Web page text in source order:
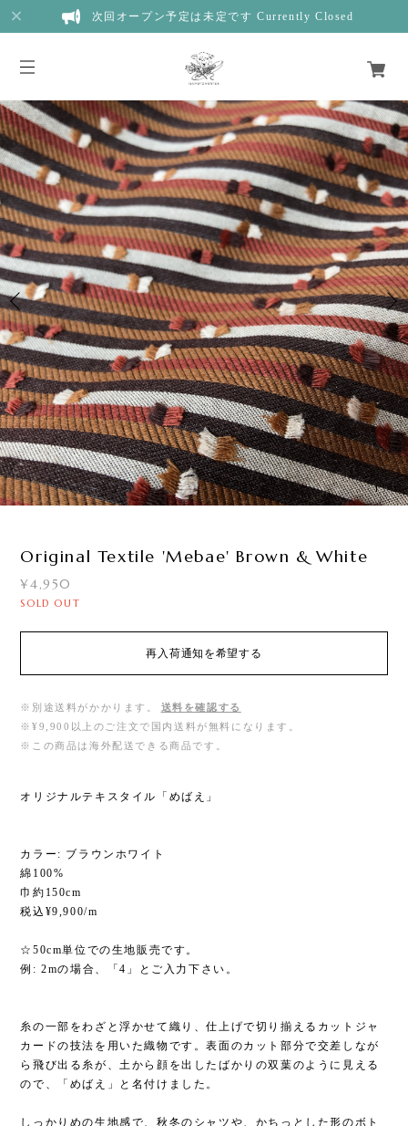
次回オープン予定は未定です Currently Closed
1/2
Original Textile 'Mebae' Brown & White
¥4,950
SOLD OUT
再入荷通知を希望する
※別途送料がかかります。
送料を確認する
※¥9,900以上のご注文で国内送料が無料になります。
※この商品は海外配送できる商品です。
オリジナルテキスタイル「めばえ」
カラー: ブラウンホワイト
綿100%
巾約150cm
税込¥9,900/m
☆50cm単位での生地販売です。
例: 2mの場合、「4」とご入力下さい。
糸の一部をわざと浮かせて織り、仕上げで切り揃えるカットジャ
カードの技法を用いた織物です。表面のカット部分で交差しなが
ら飛び出る糸が、土から顔を出したばかりの双葉のように見える
ので、「めばえ」と名付けました。
しっかりめの生地感で、秋冬のシャツや、かちっとした形のボト